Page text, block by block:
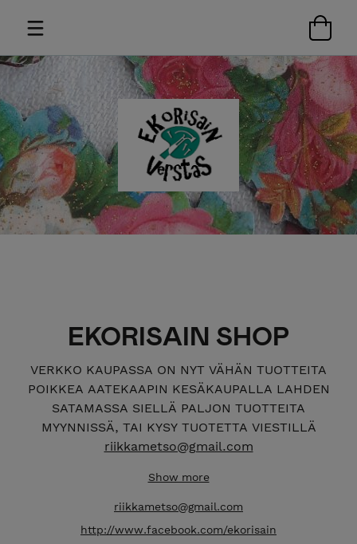
EKORISAIN SHOP
VERKKO KAUPASSA ON NYT VÄHÄN TUOTTEITA
POIKKEA AATEKAAPIN KESÄKAUPALLA LAHDEN
SATAMASSA SIELLÄ PALJON TUOTTEITA
MYYNNISSÄ, TAI KYSY TUOTETTA VIESTILLÄ
riikkametso@gmail.com
EKORISAIN VERSTAAN VERKKOKAUPASTA LÖYDÄT
omaan käyttöön tervetuloa tutustumaan. Tuotteet
valmistetaan Lahdessa kotiverstaalla ja
Show more
riikkametso@gmail.com
http://www.facebook.com/ekorisain